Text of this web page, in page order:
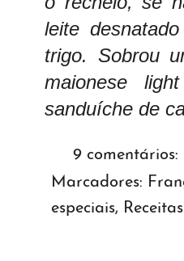
leite
trigo. Sobrou
maionese
sanduíche de
9 comentários:
Marcadores:
especiais,